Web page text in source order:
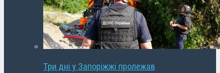
Три дні у Запоріжжі пролежав